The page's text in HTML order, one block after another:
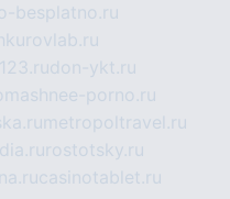
besplatno.ru
don-ykt.ru
porno.ru
metropoltravel.ru
rostotsky.ru
casinotablet.ru